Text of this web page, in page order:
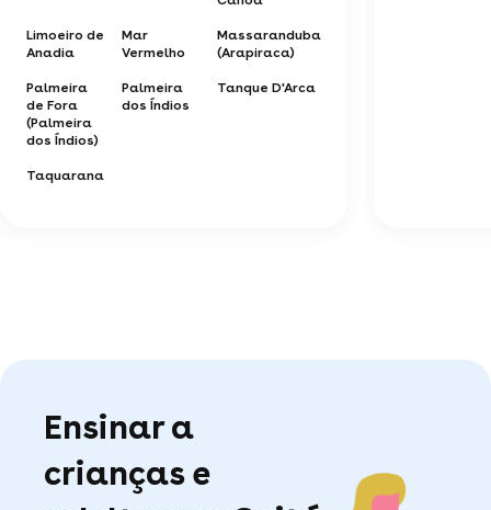
Limoeiro de
Anadia
Mar
Vermelho
Massaranduba
(Arapiraca)
Palmeira
de Fora
(Palmeira
dos Índios)
Palmeira
dos Índios
Tanque D'Arca
Taquarana
Ensinar a
crianças e